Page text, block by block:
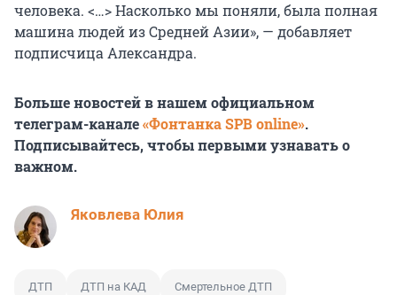
человека. <…> Насколько мы поняли, была полная
машина людей из Средней Азии», — добавляет
подписчица Александра.
Больше новостей в нашем официальном
телеграм-канале«Фонтанка SPB online».
Подписывайтесь, чтобы первыми узнавать о
важном.
Яковлева Юлия
ДТП ДТП на КАД Смертельное ДТП